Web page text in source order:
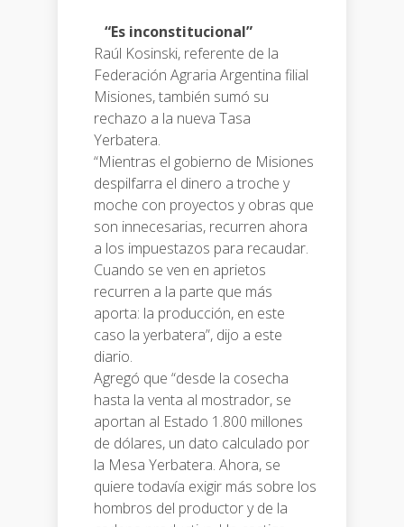
“Es inconstitucional”
Raúl Kosinski, referente de la
Federación Agraria Argentina filial
Misiones, también sumó su
rechazo a la nueva Tasa
Yerbatera.
“Mientras el gobierno de Misiones
despilfarra el dinero a troche y
moche con proyectos y obras que
son innecesarias, recurren ahora
a los impuestazos para recaudar.
Cuando se ven en aprietos
recurren a la parte que más
aporta: la producción, en este
caso la yerbatera”, dijo a este
diario.
Agregó que “desde la cosecha
hasta la venta al mostrador, se
aportan al Estado 1.800 millones
de dólares, un dato calculado por
la Mesa Yerbatera. Ahora, se
quiere todavía exigir más sobre los
hombros del productor y de la